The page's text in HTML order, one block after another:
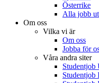
Österrike
Alla jobb
Om oss
Vilka vi är
Om oss
Jobba för
Våra andra siter
Studentjob
Studentjob